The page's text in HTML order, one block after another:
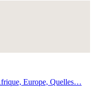
Europe, Quelles…